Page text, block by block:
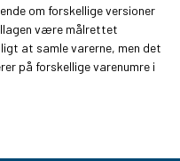
om forskellige versioner
være målrettet
at samle varerne, men det
på forskellige varenumre i